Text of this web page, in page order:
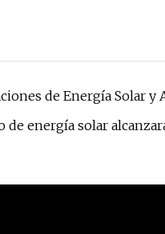
de Energía Solar y
energía solar